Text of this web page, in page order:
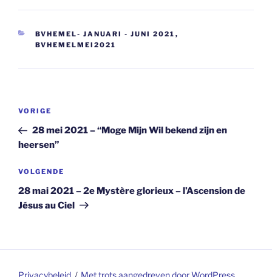
CATEGORIEËN
BVHEMEL- JANUARI - JUNI 2021 ,
BVHEMELMEI2021
Berichtnavigatie
Vorig
bericht
VORIGE
28 mei 2021 – “Moge Mijn Wil bekend zijn en
heersen”
Volgend
bericht
VOLGENDE
28 mai 2021 – 2e Mystère glorieux – l’Ascension de
Jésus au Ciel
Privacybeleid Met trots aangedreven door WordPress